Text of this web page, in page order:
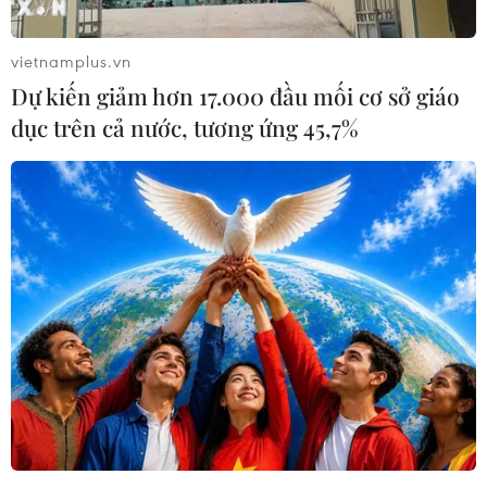
Gần 200 doanh nghiệp 'khoe' công nghệ
xử lý nước tiên tiến tại Hà Nội
24/07/2019 08:29
Triển lãm VIETWATER 2019 - Hà Nội được tổ chức từ
ngày 24 đến 25/7 với 200 đơn vị tham gia đến từ 30
quốc gia và vùng lãnh thổ, nhằm mở rộng quan hệ, tiếp
cận công nghệ, kết nối đầu tư trong ngành.
vietnamplus.vn
Dự kiến giảm hơn 17.000 đầu mối cơ sở giáo
dục trên cả nước, tương ứng 45,7%